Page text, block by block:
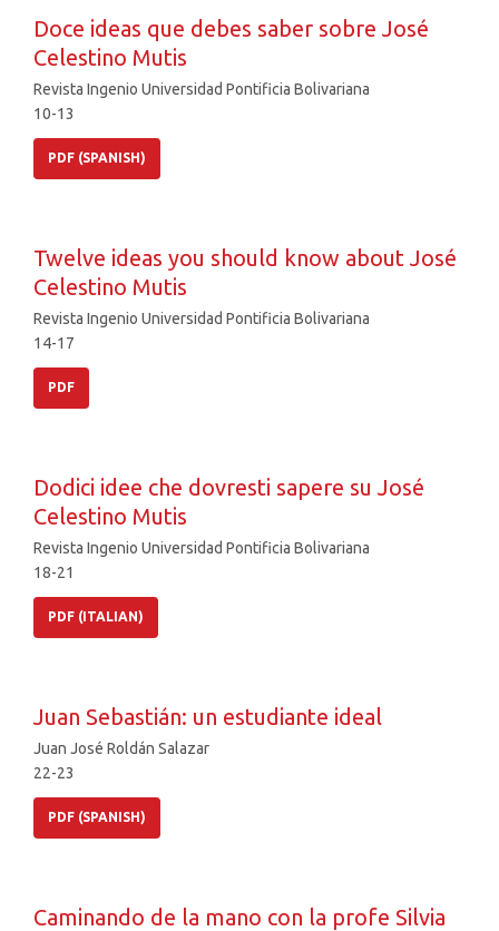
Doce ideas que debes saber sobre José
Celestino Mutis
Revista Ingenio Universidad Pontificia Bolivariana
10-13
PDF (SPANISH)
Twelve ideas you should know about José
Celestino Mutis
Revista Ingenio Universidad Pontificia Bolivariana
14-17
PDF
Dodici idee che dovresti sapere su José
Celestino Mutis
Revista Ingenio Universidad Pontificia Bolivariana
18-21
PDF (ITALIAN)
Juan Sebastián: un estudiante ideal
Juan José Roldán Salazar
22-23
PDF (SPANISH)
Caminando de la mano con la profe Silvia